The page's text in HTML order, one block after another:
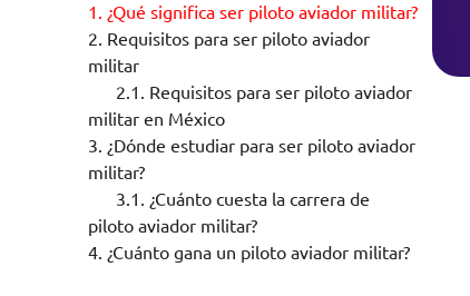
1. ¿Qué significa ser piloto aviador militar?
2. Requisitos para ser piloto aviador
militar
2.1. Requisitos para ser piloto aviador
militar en México
3. ¿Dónde estudiar para ser piloto aviador
militar?
3.1. ¿Cuánto cuesta la carrera de
piloto aviador militar?
4. ¿Cuánto gana un piloto aviador militar?